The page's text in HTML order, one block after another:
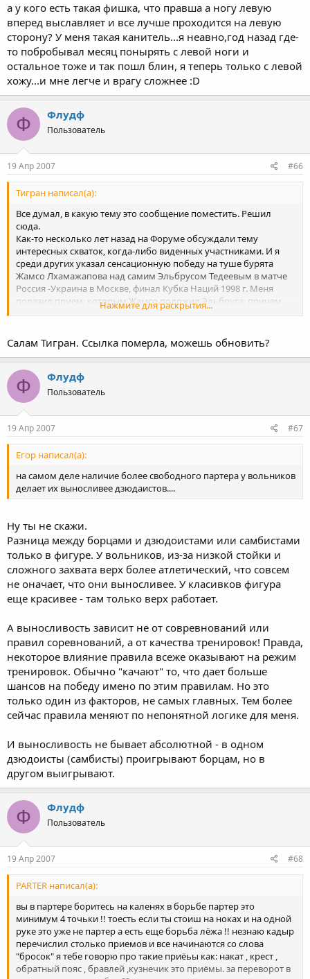
а у кого есть такая фишка, что правша а ногу левую
вперед выславляет и все лучше проходится на левую
сторону? У меня такая канитель...я неавно,год назад где-
то побробывал месяц понырять с левой ноги и
остальное тоже и так пошл блин, я теперь только с левой
хожу...и мне легче и врагу сложнее :D
Ф Флудф
Пользователь
19 Апр 2007 #66
Тигран написал(а):
Все думал, в какую тему это сообщение поместить. Решил
сюда.
Как-то несколько лет назад на Форуме обсуждали тему
интересных схваток, когда-либо виденных участниками. И я
среди других указал сенсационную победу на туше бурята
Жамсо Лхамажапова над самим Эльбрусом Тедеевым в матче
Россия -Украина в Москве, финал Кубка Наций 1998 г. Меня
поразил прием, которым Жамсо положил Эльбруса, причем
положил "железобетонно". Я такого приема не знал, никогда
А тут нашел ссылку в Сети, кому интересно, советую прочитать:
http://www.bgtrk.ru/ru/module.php?name= ... t&fid=6893
Удачи!
Нажмите для раскрытия...
Салам Тигран. Ссылка померла, можешь обновить?
Ф Флудф
Пользователь
19 Апр 2007 #67
Егор написал(а):
на самом деле наличие более свободного партера у вольников
делает их выносливее дзюдаистов....
Ну ты не скажи.
Разница между борцами и дзюдоистами или самбистами
только в фигуре. У вольников, из-за низкой стойки и
сложного захвата верх более атлетический, что совсем
не оначает, что они выносливее. У класивков фигура
еще красивее - там только верх работает.
А выносливость зависит не от совревнований или
правил соревнований, а от качества тренировок! Правда,
некоторое влияние правила всеже оказывают на режим
тренировок. Обычно "качают" то, что дает больше
шансов на победу имено по этим правилам. Но это
только один из факторов, не самых главных. Тем более
сейчас правила меняют по непонятной логике для меня.
И выносливость не бывает абсолютной - в одном
дзюдоисты (самбисты) проигрывают борцам, но в
другом выигрывают.
Ф Флудф
Пользователь
19 Апр 2007 #68
PARTER написал(а):
вы в партере боритесь на каленях в борьбе партер это
минимум 4 точьки !! тоесть если ты стоиш на ноках и на одной
руке это уже не партер а есть еще борьба лёжа !! незнаю кадыр
перечислил столько приемов и все начинаются со слова
"бросок" я тебе говорю про такие приёьы как: накат , крест ,
обратный пояс , бравлей ,кузнечик это приёмы. за переворот в